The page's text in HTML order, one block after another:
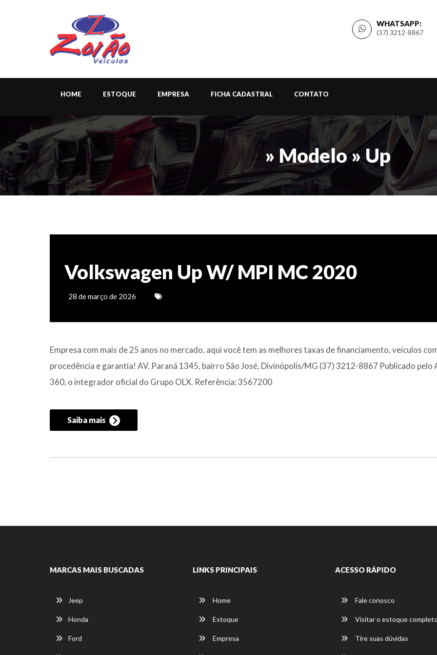
WHATSAPP:
(37) 3212-8867
HOME ESTOQUE EMPRESA FICHA CADASTRAL CONTATO
» Modelo » Up
Volkswagen Up W/ MPI MC 2020
28 de março de 2026
Empresa com mais de 25 anos no mercado, aqui você tem as melhores taxas de financiamento, veículos
procedência e garantia! AV. Paraná 1345, bairro São José, Divinópolis/MG (37) 3212-8867 Publicado pelo
360, o integrador oficial do Grupo OLX. Referência: 3567200
Saiba mais
MARCAS MAIS BUSCADAS
Jeep
Honda
Ford
LINKS PRINCIPAIS
Home
Estoque
Empresa
ACESSO RÁPIDO
Fale conosco
Visitar o estoque completo
Tire suas dúvidas